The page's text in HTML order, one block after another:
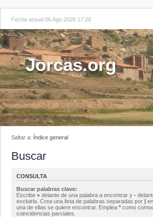
Fecha actual 06 Ago 2026 17:20
Jorcas.org
Saltar a: Índice general
Buscar
CONSULTA
Buscar palabras clave:
Escribe + delante de una palabra a encontrar y -
excluirla. Crea una lista de palabras separadas por |
una de ellas se quiere encontrar. Emplea * como
coincidencias parciales.